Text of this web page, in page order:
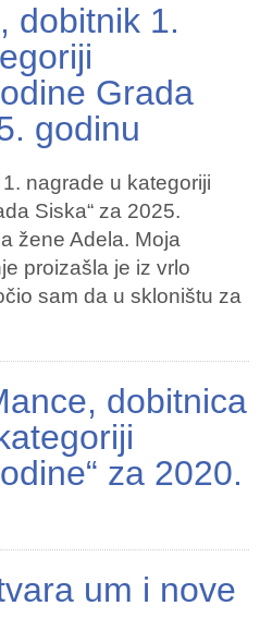
dobitnik 1.
Grada
godinu
nagrade u kategoriji
Siska“ za 2025.
žene Adela. Moja
proizašla je iz vrlo
sam da u skloništu za
dobitnica
za 2020.
um i nove